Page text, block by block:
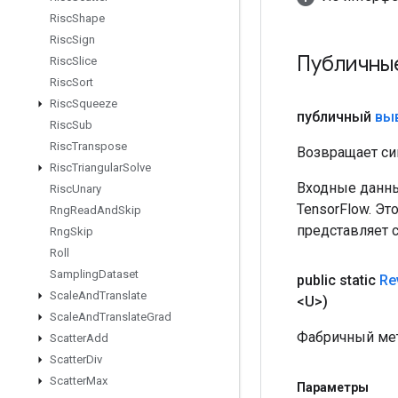
RiscShape
RiscSign
RiscSlice
RiscSort
RiscSqueeze
RiscSub
RiscTranspose
RiscTriangularSolve
RiscUnary
RngReadAndSkip
RngSkip
Roll
SamplingDataset
ScaleAndTranslate
ScaleAndTranslateGrad
ScatterAdd
ScatterDiv
ScatterMax
публичный
Возвращает
Входные
TensorFlow.
представляет
public static
<U>)
Фабричный
Параметры